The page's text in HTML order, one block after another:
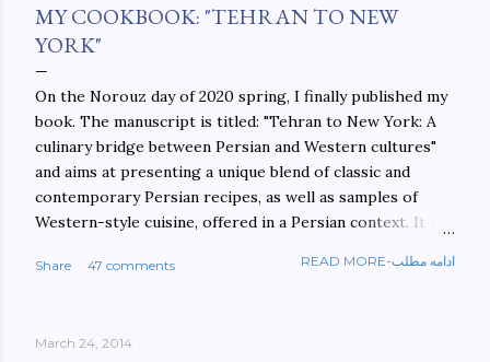
MY COOKBOOK: "TEHRAN TO NEW
YORK"
On the Norouz day of 2020 spring, I finally published my
book. The manuscript is titled: "Tehran to New York: A
culinary bridge between Persian and Western cultures"
and aims at presenting a unique blend of classic and
contemporary Persian recipes, as well as samples of
Western-style cuisine, offered in a Persian context. It is
walls. This book aims at constructing a bridge between
York-culinary-cultures-
Share 47 comments READ MORE-ادامه مطلب
March 24, 2014